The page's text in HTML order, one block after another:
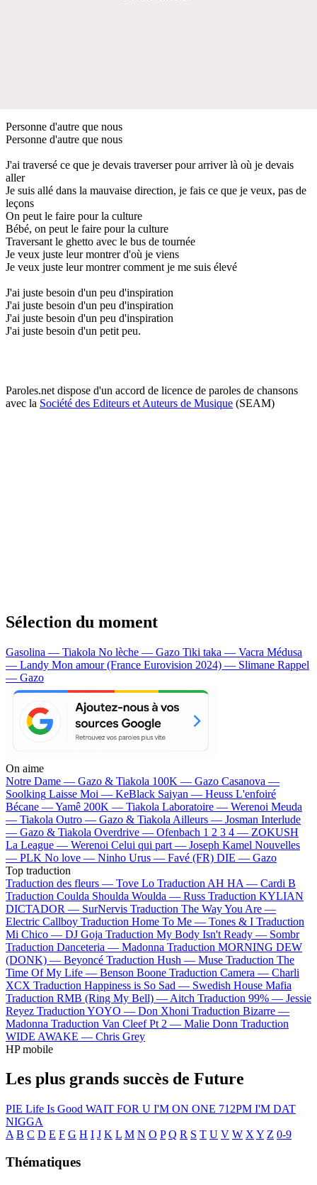
Personne d'autre que nous
Personne d'autre que nous
J'ai traversé ce que je devais traverser pour arriver là où je devais
aller
Je suis allé dans la mauvaise direction, je fais ce que je veux, pas de
leçons
On peut le faire pour la culture
Bébé, on peut le faire pour la culture
Traversant le ghetto avec le bus de tournée
Je veux juste leur montrer d'où je viens
Je veux juste leur montrer comment je me suis élevé
J'ai juste besoin d'un peu d'inspiration
J'ai juste besoin d'un peu d'inspiration
J'ai juste besoin d'un peu d'inspiration
J'ai juste besoin d'un petit peu.
Paroles.net dispose d'un accord de licence de paroles de chansons
avec la Société des Editeurs et Auteurs de Musique (SEAM)
Sélection du moment
Gasolina — Tiakola No lèche — Gazo Tiki taka — Vacra Médusa
— Landy Mon amour (France Eurovision 2024) — Slimane Rappel
— Gazo
On aime
Notre Dame — Gazo & Tiakola 100K — Gazo Casanova —
Soolking Laisse Moi — KeBlack Saiyan — Heuss L'enfoiré
Bécane —Yamê 200K — Tiakola Laboratoire — Werenoi Meuda
— Tiakola Outro — Gazo & Tiakola Ailleurs — Josman Interlude
— Gazo & Tiakola Overdrive — Ofenbach 1 2 3 4 — ZOKUSH
La League — Werenoi Celui qui part — Joseph Kamel Nouvelles
— PLK No love — Ninho Urus — Favé (FR) DIE — Gazo
Top traduction
Traduction des fleurs — Tove Lo Traduction AH HA — Cardi B
Traduction Coulda Shoulda Woulda — Russ Traduction KYLIAN
DICTADOR — SurNervis Traduction The Way You Are —
Electric Callboy Traduction Home To Me — Tones & I Traduction
Mi Chico — DJ Goja Traduction My Body Isn't Ready — Sombr
Traduction Danceteria — Madonna Traduction MORNING DEW
(DONK) — Beyoncé Traduction Hush — Muse Traduction The
Time Of My Life — Benson Boone Traduction Camera — Charli
XCX Traduction Happiness is So Sad — Swedish House Mafia
Traduction RMB (Ring My Bell) — Aitch Traduction 99% — Jessie
Reyez Traduction YOYO — Don Xhoni Traduction Bizarre —
Madonna Traduction Van Cleef Pt 2 — Malie Donn Traduction
WIDE AWAKE — Chris Grey
HP mobile
Les plus grands succès de Future
PIE Life Is Good WAIT FOR U I'M ON ONE 712PM I'M DAT
NIGGA
A B C D E F G H I J K L M N O P Q R S T U V W X Y Z 0-9
Thématiques